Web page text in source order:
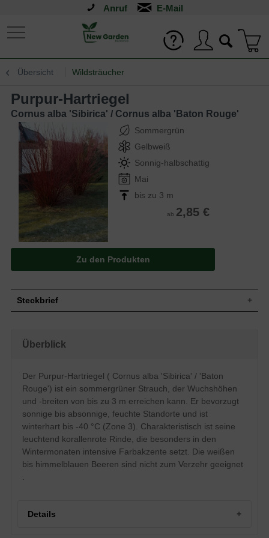
Anruf
Übersicht Wildsträucher
Purpur-Hartriegel
Cornus alba 'Sibirica' / Cornus alba 'Baton Rouge'
Sommergrün
Gelbweiß
Sonnig-halbschattig
Mai
bis zu 3 m
ab 2,85 €
Zu den Produkten
Steckbrief
Wuchs
Blatt
Sommergrün, elliptisch-eiförmig, am Ende
zugespitzt, sattgrün, Herbstfärbung rot, 5
bis 8 cm lang
Frucht
Weiße bis himmelblaue Beeren,
erbsengroß, nicht zum Verzehr geeignet
Blüte
Gelblichweiße Blüten in 3 bis 5 cm langen
Trugdolden
Blütezeit
Mai
Überblick
Der Purpur-Hartriegel ( Cornus alba 'Sibirica' / 'Baton
Rouge') ist ein sommergrüner Strauch, der Wuchshöhen
und -breiten von bis zu 3 m erreichen kann. Er bevorzugt
sonnige bis absonnige, feuchte Standorte und ist
winterhart bis -40 °C (Zone 3). Charakteristisch ist seine
leuchtend korallenrote Rinde, die besonders in den
Wintermonaten intensive Farbakzente setzt. Die weißen
bis himmelblauen Beeren sind nicht zum Verzehr geeignet
Details